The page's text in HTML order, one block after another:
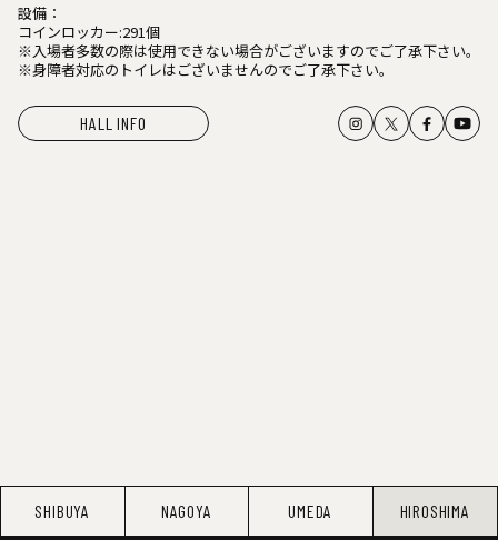
設備：
コインロッカー:291個
※入場者多数の際は使用できない場合がございますのでご了承下さい。
※身障者対応のトイレはございませんのでご了承下さい。
HALL INFO
SHIBUYA NAGOYA UMEDA HIROSHIMA